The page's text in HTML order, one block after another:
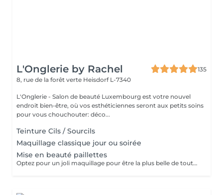
L'Onglerie by Rachel
135
8, rue de la forêt verte Heisdorf L-7340
L'Onglerie - Salon de beauté Luxembourg est votre nouvel
endroit bien-être, où vos esthéticiennes seront aux petits soins
pour vous chouchouter: déco...
Teinture Cils / Sourcils
Maquillage classique jour ou soirée
Mise en beauté paillettes
Optez pour un joli maquillage pour être la plus belle de toutes les princesses